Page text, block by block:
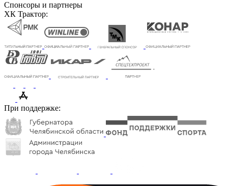
Спонсоры и партнеры
ХК Трактор:
При поддержке: